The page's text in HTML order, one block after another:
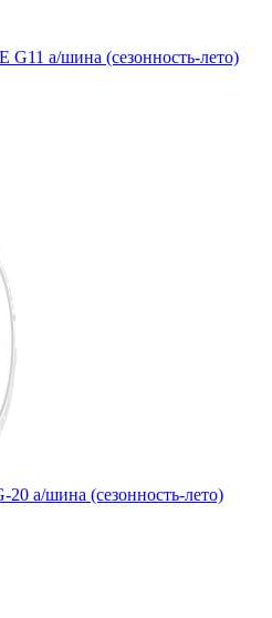
а/шина (сезонность-лето)
а/шина (сезонность-лето)